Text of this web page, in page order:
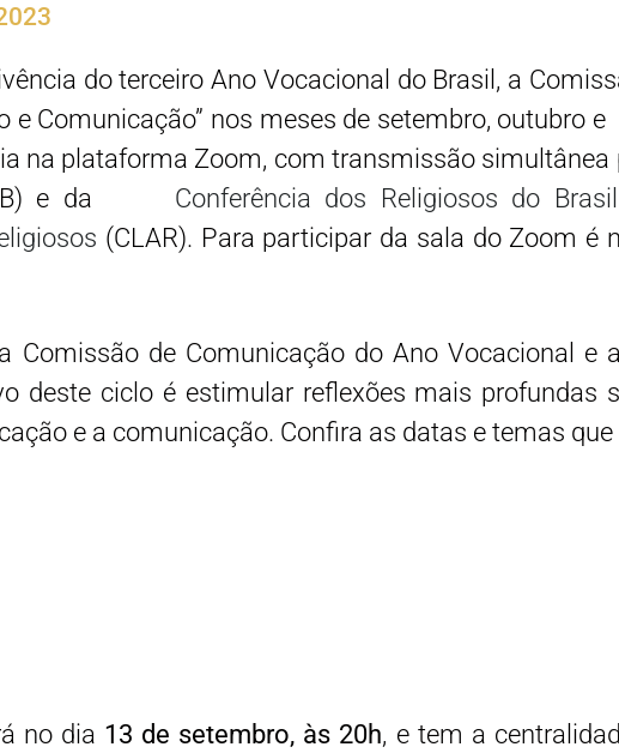
do terceiro Ano Vocacional do Brasil, a
e Comunicação” nos meses de setembro, outubro
na plataforma Zoom, com transmissão simultânea
e da Conferência dos Religiosos do Brasil
(CLAR). Para participar da sala do Zoom é
Comissão de Comunicação do Ano Vocacional e
deste ciclo é estimular reflexões mais
e a comunicação. Confira as datas e temas
no dia 13 de setembro, às 20h, e tem a